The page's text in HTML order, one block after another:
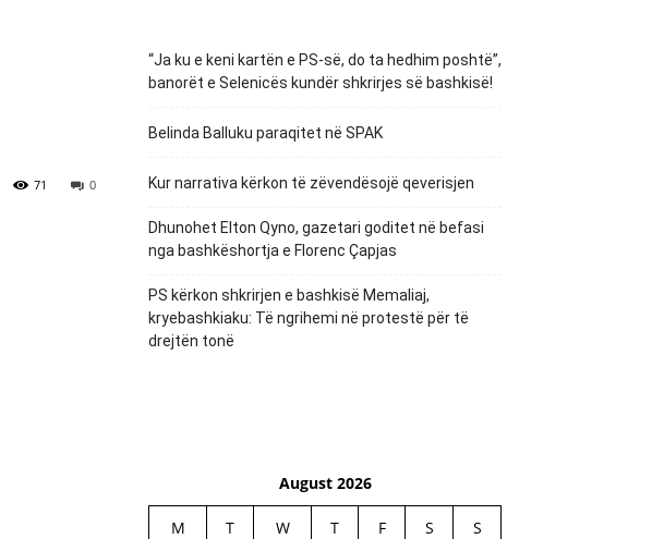
0
71
“Ja ku e keni kartën e PS-së, do ta hedhim poshtë”,
banorët e Selenicës kundër shkrirjes së bashkisë!
Belinda Balluku paraqitet në SPAK
Kur narrativa kërkon të zëvendësojë qeverisjen
Dhunohet Elton Qyno, gazetari goditet në befasi
nga bashkëshortja e Florenc Çapjas
PS kërkon shkrirjen e bashkisë Memaliaj,
kryebashkiaku: Të ngrihemi në protestë për të
drejtën tonë
August 2026
M T W T F S S